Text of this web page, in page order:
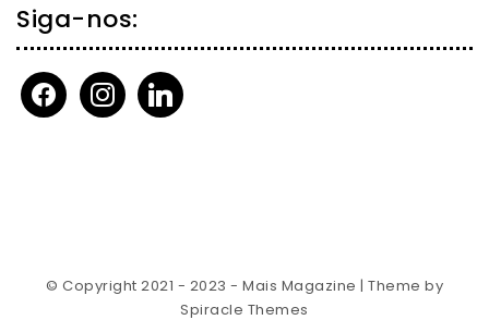
Siga-nos:
facebookinstagramlinkedin
© Copyright 2021 - 2023 - Mais Magazine | Theme by
Spiracle Themes